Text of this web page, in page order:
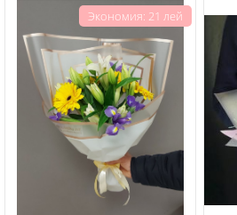
Экономия: 21 лей